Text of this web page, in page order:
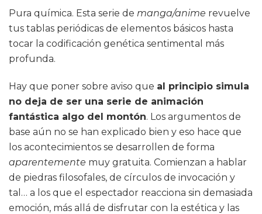
Pura química. Esta serie de manga/anime revuelve
tus tablas periódicas de elementos básicos hasta
tocar la codificación genética sentimental más
profunda.
Hay que poner sobre aviso que al principio simula
no deja de ser una serie de animación
fantástica algo del montón. Los argumentos de
base aún no se han explicado bien y eso hace que
los acontecimientos se desarrollen de forma
aparentemente muy gratuita. Comienzan a hablar
de piedras filosofales, de círculos de invocación y
tal… a los que el espectador reacciona sin demasiada
emoción, más allá de disfrutar con la estética y las